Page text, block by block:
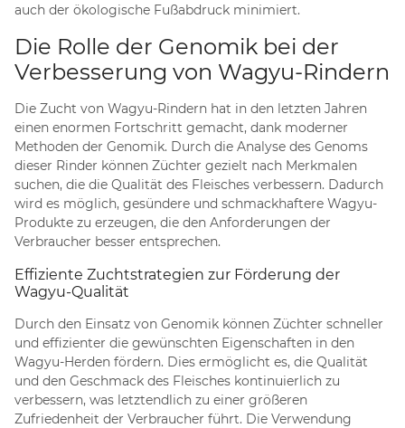
auch der ökologische Fußabdruck minimiert.
Die Rolle der Genomik bei der
Verbesserung von Wagyu-Rindern
Die Zucht von Wagyu-Rindern hat in den letzten Jahren
einen enormen Fortschritt gemacht, dank moderner
Methoden der Genomik. Durch die Analyse des Genoms
dieser Rinder können Züchter gezielt nach Merkmalen
suchen, die die Qualität des Fleisches verbessern. Dadurch
wird es möglich, gesündere und schmackhaftere Wagyu-
Produkte zu erzeugen, die den Anforderungen der
Verbraucher besser entsprechen.
Effiziente Zuchtstrategien zur Förderung der
Wagyu-Qualität
Durch den Einsatz von Genomik können Züchter schneller
und effizienter die gewünschten Eigenschaften in den
Wagyu-Herden fördern. Dies ermöglicht es, die Qualität
und den Geschmack des Fleisches kontinuierlich zu
verbessern, was letztendlich zu einer größeren
Zufriedenheit der Verbraucher führt. Die Verwendung